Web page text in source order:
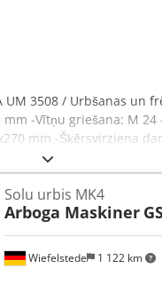
UM 3508 / Urbšanas un
-Vītņu griešana: M 24
mm -Šķērsvirziena
/ pārnesumu skaits:
apm. 170 mm -
dziļuma ierobežotājs -
-Dokumentācija -
kļūdas
Wiefelstede 1 122 km
Solu urbis MK4
Arboga Maskiner